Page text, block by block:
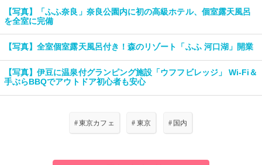
【写真】「ふふ奈良」奈良公園内に初の高級ホテル、個室露天風呂
を全室に完備
【写真】全室個室露天風呂付き！森のリゾート「ふふ 河口湖」開業
【写真】伊豆に温泉付グランピング施設「ウフフビレッジ」 Wi-Fi＆
手ぶらBBQでアウトドア初心者も安心
#東京カフェ # 東京 # 国内